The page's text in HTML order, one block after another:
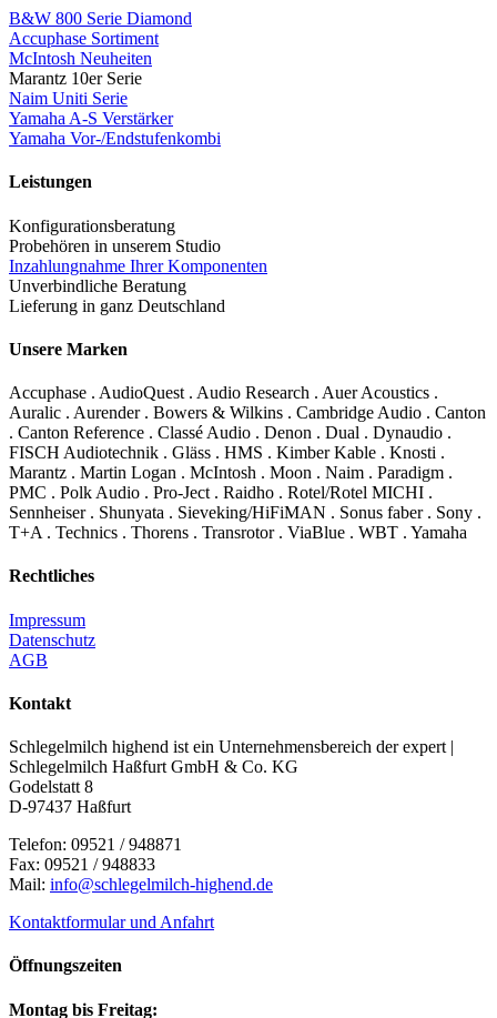
B&W 800 Serie Diamond
Accuphase Sortiment
McIntosh Neuheiten
Marantz 10er Serie
Naim Uniti Serie
Yamaha A-S Verstärker
Yamaha Vor-/Endstufenkombi
Leistungen
Konfigurationsberatung
Probehören in unserem Studio
Inzahlungnahme Ihrer Komponenten
Unverbindliche Beratung
Lieferung in ganz Deutschland
Unsere Marken
Accuphase . AudioQuest . Audio Research . Auer Acoustics .
Auralic . Aurender . Bowers & Wilkins . Cambridge Audio . Canton
. Canton Reference . Classé Audio . Denon . Dual . Dynaudio .
FISCH Audiotechnik . Gläss . HMS . Kimber Kable . Knosti .
Marantz . Martin Logan . McIntosh . Moon . Naim . Paradigm .
PMC . Polk Audio . Pro-Ject . Raidho . Rotel/Rotel MICHI .
Sennheiser . Shunyata . Sieveking/HiFiMAN . Sonus faber . Sony .
T+A . Technics . Thorens . Transrotor . ViaBlue . WBT . Yamaha
Rechtliches
Impressum
Datenschutz
AGB
Kontakt
Schlegelmilch highend ist ein Unternehmensbereich der expert |
Schlegelmilch Haßfurt GmbH & Co. KG
Godelstatt 8
D-97437 Haßfurt
Telefon: 09521 / 948871
Fax: 09521 / 948833
Mail: info@schlegelmilch-highend.de
Kontaktformular und Anfahrt
Öffnungszeiten
Montag bis Freitag: